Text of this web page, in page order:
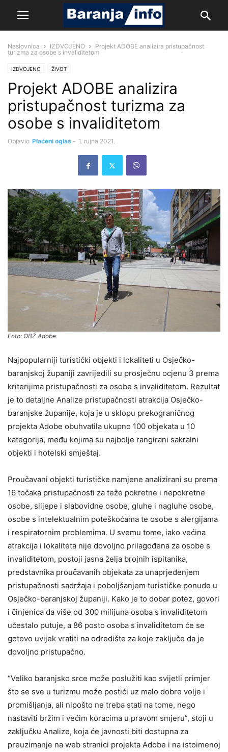
Naslovnica IZDVOJENO
Projekt ADOBE analizira pristupačnost
turizma za osobe s invaliditetom
IZDVOJENO ŽIVOT
Projekt ADOBE analizira
pristupačnost turizma za
osobe s invaliditetom
Objavio Plaćeni oglas - 1. rujna 2021.
Foto: OBŽ Adobe
Najpopularniji turistički objekti i lokaliteti u Osječko-
baranjskoj županiji zavrijedili su prosječnu ocjenu 3 prema
kriterijima pristupačnosti za osobe s invaliditetom. Rezultat
je to detaljne Analize pristupačnosti atrakcija Osječko-
baranjske županije, koja je u sklopu prekograničnog
projekta Adobe obuhvatila ukupno 100 objekata u 10
kategorija, među kojima su najbolje rangirani sakralni
objekti i hotelski smještaj.
Proučavani objekti turističke namjene analizirani su prema
16 točaka pristupačnosti za teže pokretne i nepokretne
osobe, slijepe i slabovidne osobe, gluhe i nagluhe osobe,
osobe s intelektualnim poteškoćama te osobe s alergijama
i respiratornim problemima. U svemu tome, iako većina
atrakcija i lokaliteta nije dovoljno prilagođena za osobe s
invaliditetom, postoji jasna želja brojnih ispitanika,
predstavnika proučavanih objekata za unaprjeđenjem
pristupačnosti sadržaja i poboljšanjem turističke ponude u
Osječko-baranjskoj županiji. Kako je to dobar potez, govori
i činjenica da više od 300 milijuna osoba s invaliditetom
učestalo putuje, a 86 posto osoba s invaliditetom će se
gotovo uvijek vratiti na odredište za koje zaključe da je
dovoljno pristupačno.
“Veliko baranjsko srce može poslužiti kao svijetli primjer
što se sve u turizmu može postići uz malo dobre volje i
promišljanja, ali nipošto ne treba stati na tome, nego
nastaviti bržim i većim koracima u pravom smjeru”, stoji u
zaključku Analize, koja će javnosti biti dostupna za
preuzimanje na web stranici projekta Adobe i na istoimenoj